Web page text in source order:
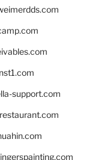
support.com